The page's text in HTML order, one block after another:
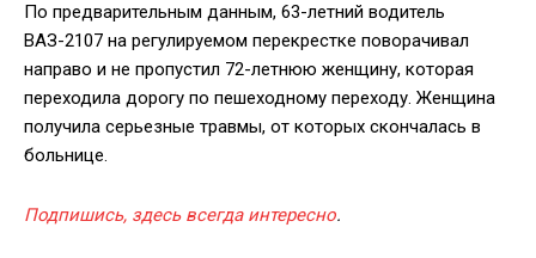
По предварительным данным, 63-летний водитель
ВАЗ-2107 на регулируемом перекрестке поворачивал
направо и не пропустил 72-летнюю женщину, которая
переходила дорогу по пешеходному переходу. Женщина
получила серьезные травмы, от которых скончалась в
больнице.
Подпишись, здесь всегда интересно.